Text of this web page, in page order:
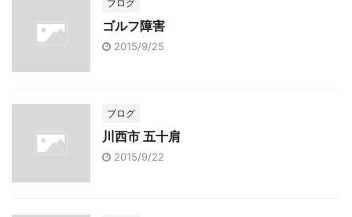
ブログ
ゴルフ障害
2015/9/25
ブログ
川西市 五十肩
2015/9/22